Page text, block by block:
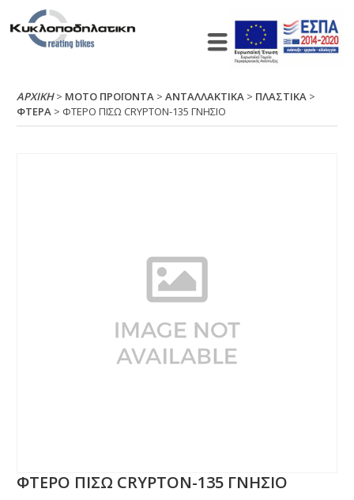
ΑΡΧΙΚΉ> ΜΟΤΟ ΠΡΟΪΟΝΤΑ >ΑΝΤΑΛΛΑΚΤΙΚΑ > ΠΛΑΣΤΙΚΑ >
ΦΤΕΡΑ > ΦΤΕΡΟ ΠΙΣΩ CRΥΡΤΟΝ-135 ΓΝΗΣΙΟ
ΦΤΕΡΟ ΠΙΣΩ CRΥΡΤΟΝ-135 ΓΝΗΣΙΟ